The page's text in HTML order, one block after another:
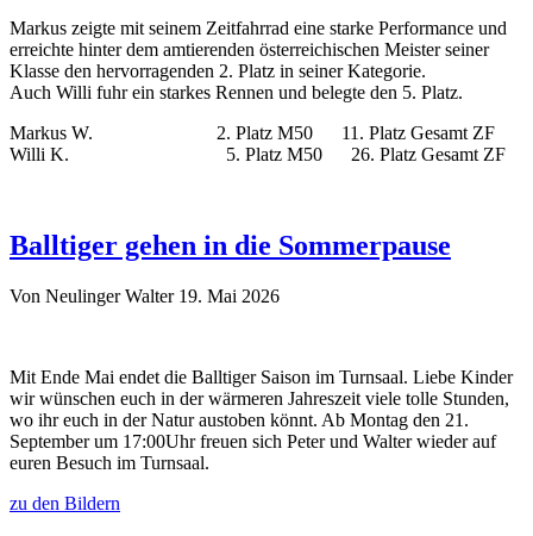
Markus zeigte mit seinem Zeitfahrrad eine starke Performance und
erreichte hinter dem amtierenden österreichischen Meister seiner
Klasse den hervorragenden 2. Platz in seiner Kategorie.
Auch Willi fuhr ein starkes Rennen und belegte den 5. Platz.
Markus W. 2. Platz M50 11. Platz Gesamt ZF
Willi K. 5. Platz M50 26. Platz Gesamt ZF
Balltiger gehen in die Sommerpause
Von Neulinger Walter 19. Mai 2026
Mit Ende Mai endet die Balltiger Saison im Turnsaal. Liebe Kinder
wir wünschen euch in der wärmeren Jahreszeit viele tolle Stunden,
wo ihr euch in der Natur austoben könnt. Ab Montag den 21.
September um 17:00Uhr freuen sich Peter und Walter wieder auf
euren Besuch im Turnsaal.
zu den Bildern